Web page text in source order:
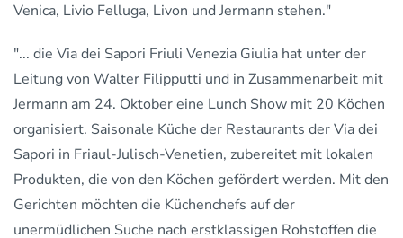
Venica, Livio Felluga, Livon und Jermann stehen."
"... die Via dei Sapori Friuli Venezia Giulia hat unter der
Leitung von Walter Filipputti und in Zusammenarbeit mit
Jermann am 24. Oktober eine Lunch Show mit 20 Köchen
organisiert. Saisonale Küche der Restaurants der Via dei
Sapori in Friaul-Julisch-Venetien, zubereitet mit lokalen
Produkten, die von den Köchen gefördert werden. Mit den
Gerichten möchten die Küchenchefs auf der
unermüdlichen Suche nach erstklassigen Rohstoffen die